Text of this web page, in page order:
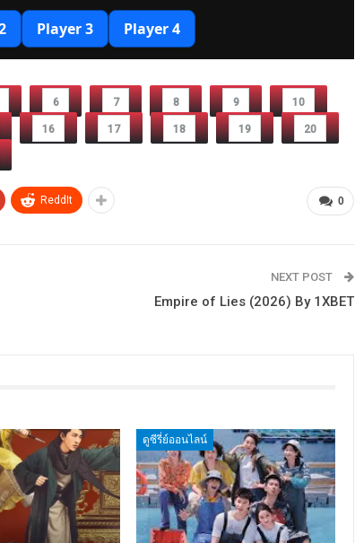
6 7 8 9 10
16 17 18 19 20
0
ReddIt
NEXT POST
Empire of Lies (2026) By 1XBET
ดูซีรี่ย์ออนไลน์